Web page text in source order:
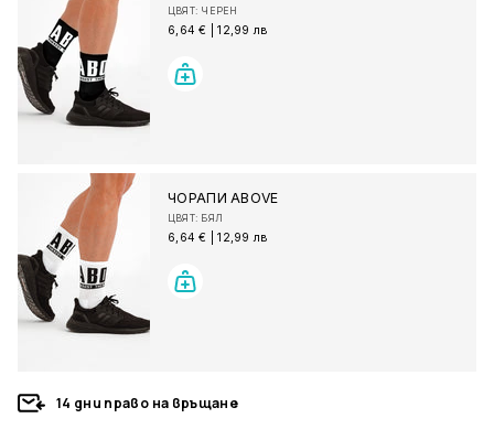
ЦВЯТ: ЧЕРЕН
6,64 € 12,99 лв
ЧОРАПИ ABOVE
ЦВЯТ: БЯЛ
6,64 € 12,99 лв
14 дни право на връщане